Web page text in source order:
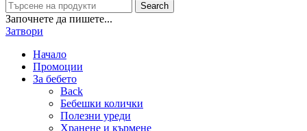
Search
Започнете да пишете...
Затвори
Начало
Промоции
За бебето
Back
Бебешки колички
Полезни уреди
Хранене и кърмене